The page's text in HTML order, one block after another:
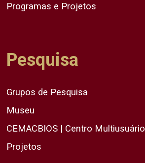
Programas e Projetos
Pesquisa
Grupos de Pesquisa
Museu
CEMACBIOS | Centro Multiusuário
Projetos